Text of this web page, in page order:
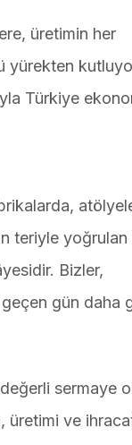
üretimin her
yürekten
Türkiye
teriyle yoğrulan
Bizler,
gün daha
sermaye
ve